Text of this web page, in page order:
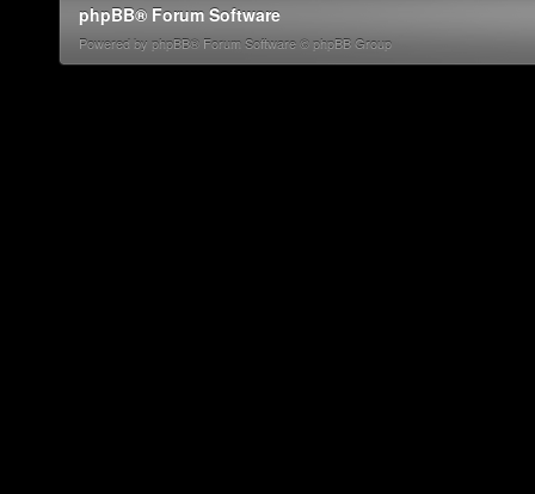
phpBB® Forum Software
Powered by phpBB® Forum Software © phpBB Group